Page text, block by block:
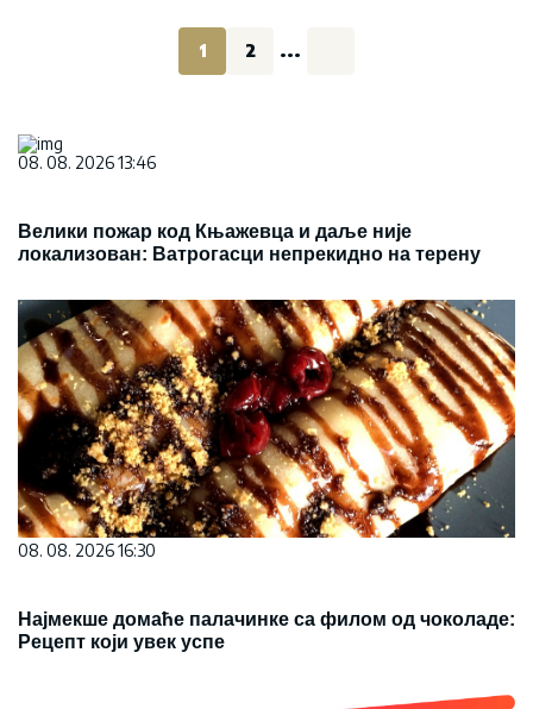
1 2 ...
08. 08. 2026 13:46
Велики пожар код Књажевца и даље није
локализован: Ватрогасци непрекидно на терену
08. 08. 2026 16:30
Најмекше домаће палачинке са филом од чоколаде:
Рецепт који увек успе